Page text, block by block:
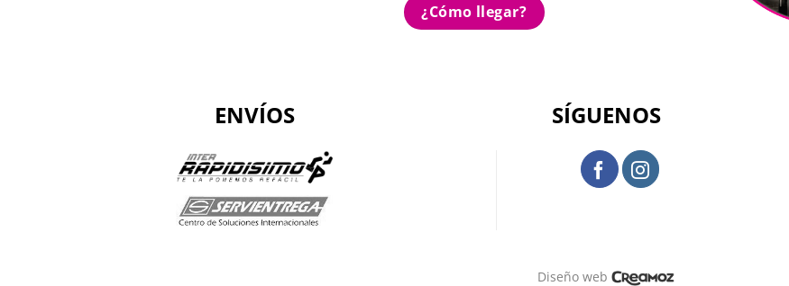
¿Cómo llegar?
ENVÍOS SÍGUENOS
Diseño web